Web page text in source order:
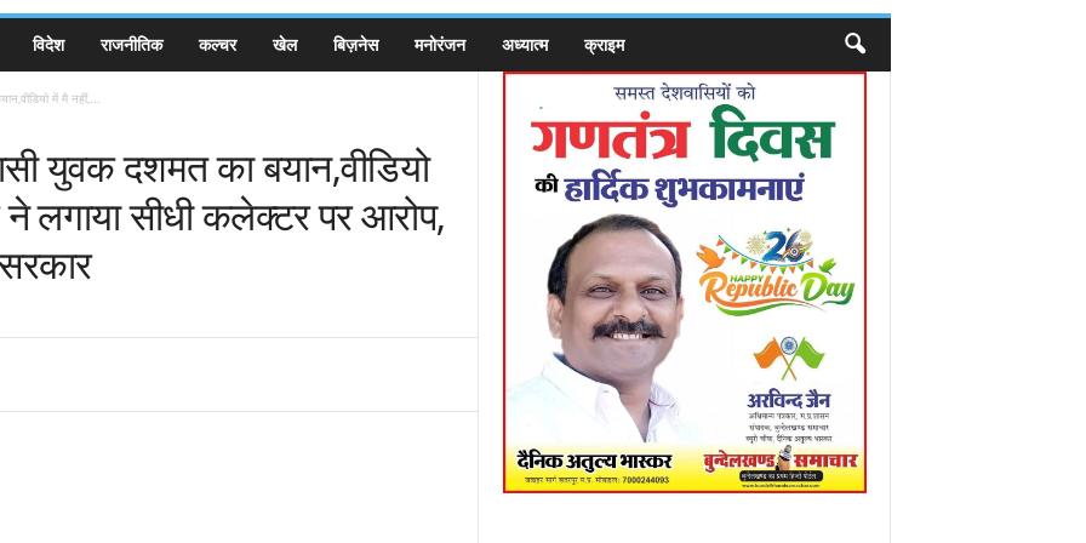
विदेश राजनीतिक कल्चर खेल बिज़नेस मनोरंजन अध्यात्म क्राइम
में मै नहीं,...
युवक दशमत का बयान,वीडियो
लगाया सीधी कलेक्टर पर आरोप,